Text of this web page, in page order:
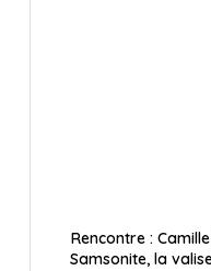
Rencontre :
Samsonite, la